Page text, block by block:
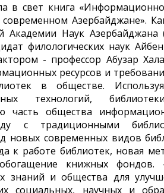
в свет книга
Азербайджане».
Академии Наук
филологических наук
- профессор Абузар
ресурсов и
в обществе.
технологий,
часть общества
с традиционными
новых современных видов
к работе библиотек, новая
обогащение книжных
знаний и общества для
социальных, научных и